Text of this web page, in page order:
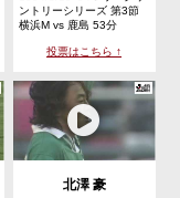
ントリーシリーズ 第3節
横浜M vs 鹿島 53分
投票はこちら ↑
北澤 豪